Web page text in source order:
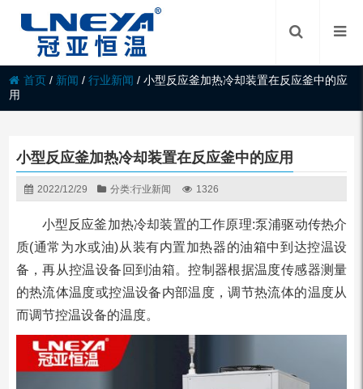
首页 / 新闻 /行业新闻 /小型反应釜加热冷却装置在反应釜中的应
用
小型反应釜加热冷却装置在反应釜中的应用
2022/12/29 分类:行业新闻 1326
小型反应釜加热冷却装置的工作原理:泵浦驱动传热介
质(通常为水或油)从装有内置加热器的油箱中到达控温设
备，再从控温设备回到油箱。控制器根据温度传感器测量
的热流体温度或控温设备内部温度，调节热流体的温度从
而调节控温设备的温度。